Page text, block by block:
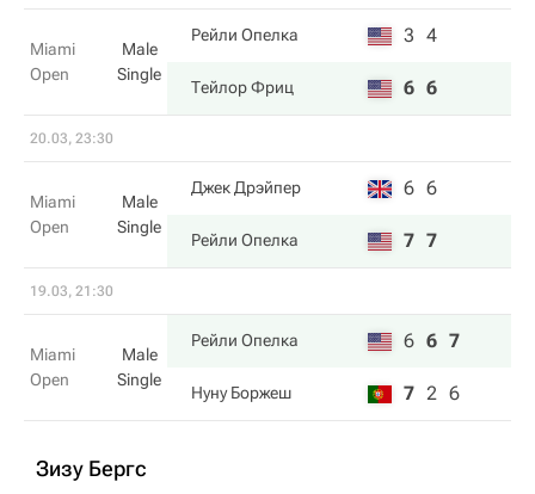
Miami
Open
Male
Single
Рейли Опелка 3 4
Тейлор Фриц 6 6
20.03, 23:30
Miami
Open
Male
Single
Джек Дрэйпер 6 6
Рейли Опелка 7 7
19.03, 21:30
Miami
Open
Male
Single
Рейли Опелка 6 6 7
Нуну Боржеш 7 2 6
Зизу Бергс